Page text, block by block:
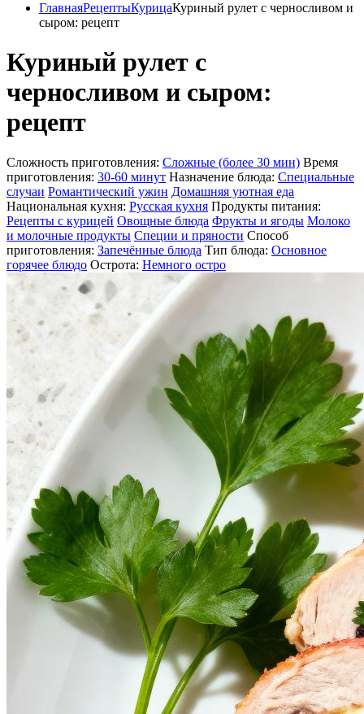
ГлавнаяРецептыКурицаКуриный рулет с черносливом и
сыром: рецепт
Куриный рулет с
черносливом и сыром:
рецепт
Сложность приготовления: Сложные (более 30 мин) Время
приготовления: 30-60 минут Назначение блюда: Специальные
случаи Романтический ужин Домашняя уютная еда
Национальная кухня: Русская кухня Продукты питания:
Рецепты с курицей Овощные блюда Фрукты и ягоды Молоко
и молочные продукты Специи и пряности Способ
приготовления: Запечённые блюда Тип блюда: Основное
горячее блюдо Острота: Немного остро